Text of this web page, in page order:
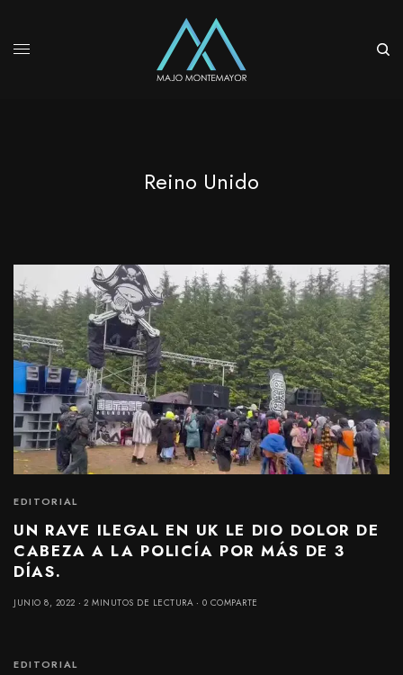
Reino Unido
EDITORIAL
UN RAVE ILEGAL EN UK LE DIO DOLOR DE
CABEZA A LA POLICÍA POR MÁS DE 3
DÍAS.
JUNIO 8, 2022 2 MINUTOS DE LECTURA 0 COMPARTE
EDITORIAL